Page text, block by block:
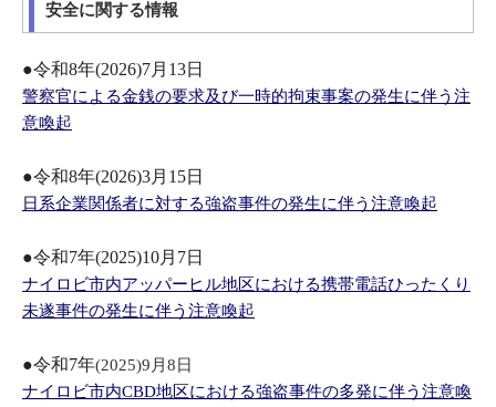
安全に関する情報
●令和8年(2026)7月13日
警察官による金銭の要求及び一時的拘束事案の発生に伴う注
意喚起
●令和8年(2026)3月15日
日系企業関係者に対する強盗事件の発生に伴う注意喚起
●令和7年(2025)10月7日
ナイロビ市内アッパーヒル地区における携帯電話ひったくり
未遂事件の発生に伴う注意喚起
●令和7年(2025)9月8日
ナイロビ市内CBD地区における強盗事件の多発に伴う注意喚